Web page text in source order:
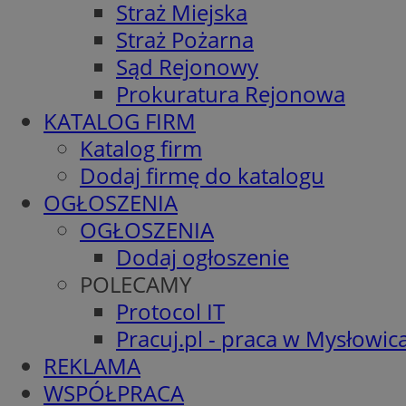
Straż Miejska
Straż Pożarna
Sąd Rejonowy
Prokuratura Rejonowa
KATALOG FIRM
Katalog firm
Dodaj firmę do katalogu
OGŁOSZENIA
OGŁOSZENIA
Dodaj ogłoszenie
POLECAMY
Protocol IT
Pracuj.pl - praca w
REKLAMA
WSPÓŁPRACA